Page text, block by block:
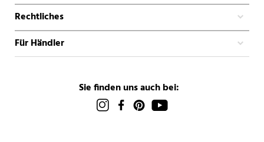
Rechtliches
Für Händler
Sie finden uns auch bei: